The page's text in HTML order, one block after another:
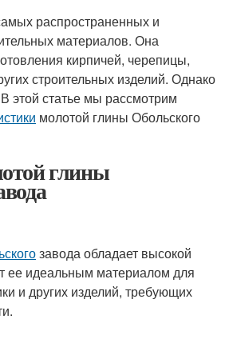
распространенных и
материалов. Она
кирпичей, черепицы,
строительных изделий. Однако
этой статье мы рассмотрим
молотой глины Обольского
глины
завода обладает высокой
ее идеальным материалом для
и других изделий, требующих